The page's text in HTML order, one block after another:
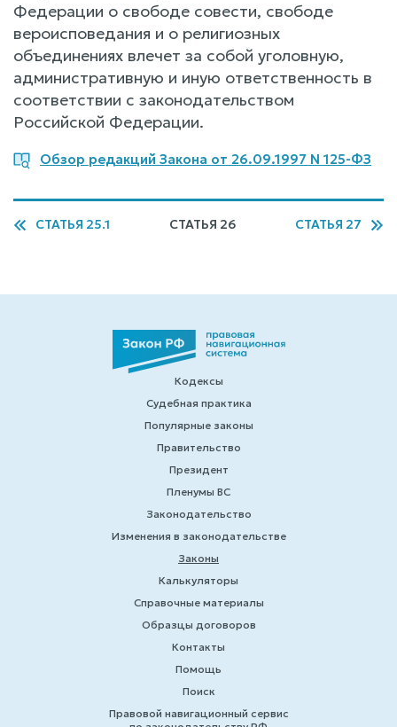
Федерации о свободе совести, свободе
вероисповедания и о религиозных
объединениях влечет за собой уголовную,
административную и иную ответственность в
соответствии с законодательством
Российской Федерации.
Обзор редакций Закона от 26.09.1997 N 125-ФЗ
СТАТЬЯ 25.1 СТАТЬЯ 26 СТАТЬЯ 27
Кодексы
Судебная практика
Популярные законы
Правительство
Президент
Пленумы ВС
Законодательство
Изменения в законодательстве
Законы
Калькуляторы
Справочные материалы
Образцы договоров
Контакты
Помощь
Поиск
Правовой навигационный сервис